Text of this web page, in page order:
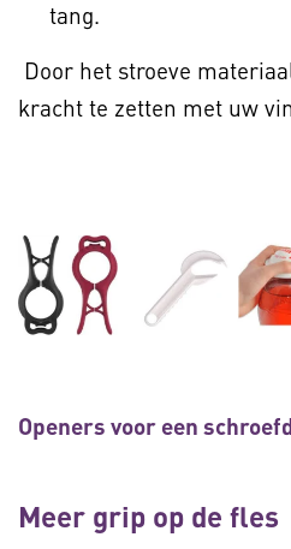
tang.
Door het stroeve
kracht te zetten met uw
Openers voor een
Meer grip op de fles